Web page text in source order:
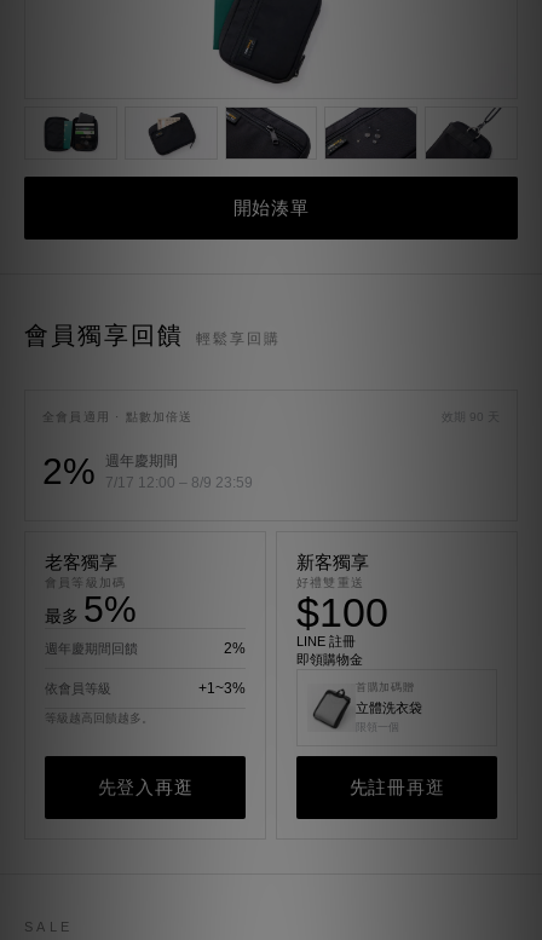
開始湊單
會員獨享回饋 輕鬆享回購
全會員適用 · 點數加倍送 效期 90 天
2%
週年慶期間
7/17 12:00 – 8/9 23:59
老客獨享
會員等級加碼
最多 5%
週年慶期間回饋 2%
依會員等級 +1~3%
等級越高回饋越多。
先登入再逛
新客獨享
好禮雙重送
$100
LINE 註冊
即領購物金
首購加碼贈
立體洗衣袋
限領一個
先註冊再逛
SALE